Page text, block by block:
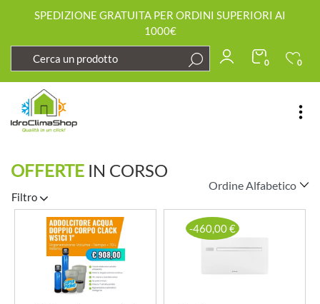
SPEDIZIONE GRATUITA PER ORDINI SUPERIORI AI
1000€
0 0
OFFERTE IN CORSO
Filtro
-460,00 €